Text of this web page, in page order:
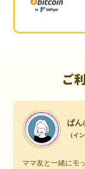
ご
ぱん
（イ
ママ友と一緒にモ